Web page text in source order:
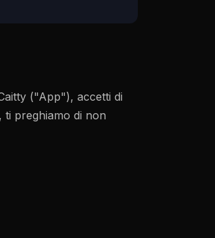
("App"), accetti di
ti preghiamo di non